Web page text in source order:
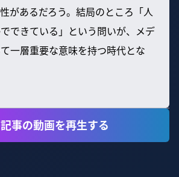
があるだろう。結局のところ「人
できている」という問いが、メデ
一層重要な意味を持つ時代とな
事の動画を再生する